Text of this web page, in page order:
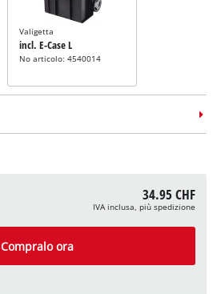
Valigetta
incl. E-Case L
No articolo: 4540014
34.95 CHF
IVA inclusa, più spedizione
Compralo ora